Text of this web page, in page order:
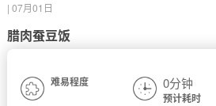
| 07月01日
腊肉蚕豆饭
难易程度 0分钟
预计耗时